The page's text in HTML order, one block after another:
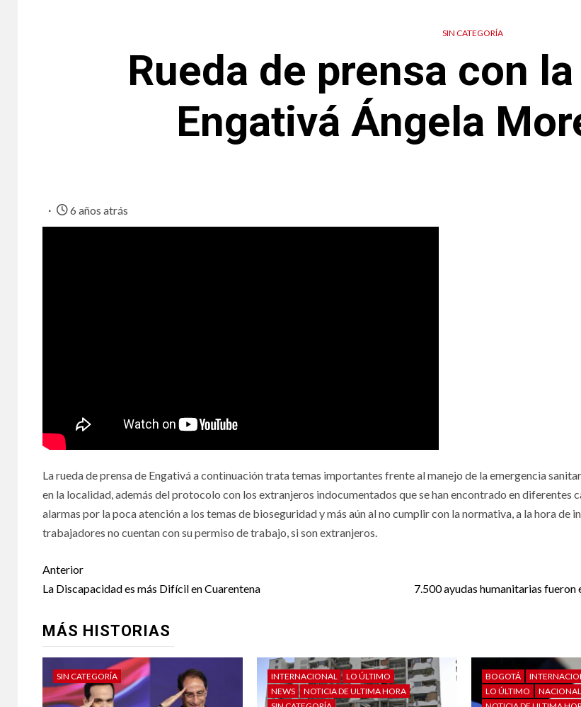
SIN CATEGORÍA
Rueda de prensa con
Engativá Ángela
6 años atrás
La rueda de prensa de Engativá a continuación trata temas importantes frente al manejo de la emergencia
en la localidad, además del protocolo con los extranjeros indocumentados que se han encontrado en diferentes
alarmas por la poca atención a los temas de bioseguridad y más aún al no cumplir con la normativa, a la hora de
trabajadores no cuentan con su permiso de trabajo, si son extranjeros.
Anterior
La Discapacidad es más Difícil en Cuarentena
7.500 ayudas humanitarias fueron
MÁS HISTORIAS
SIN CATEGORÍA INTERNACIONAL
LO ÚLTIMO
NEWS
NOTICIA DE ULTIMA HORA
BOGOTÁ
LO ÚLTIMO
NACIONAL